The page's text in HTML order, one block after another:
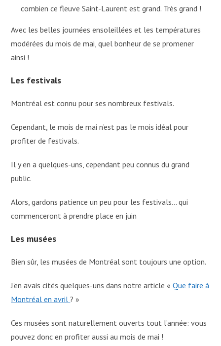
combien ce fleuve Saint-Laurent est grand. Très grand !
Avec les belles journées ensoleillées et les températures
modérées du mois de mai, quel bonheur de se promener
ainsi !
Les festivals
Montréal est connu pour ses nombreux festivals.
Cependant, le mois de mai n’est pas le mois idéal pour
profiter de festivals.
Il y en a quelques-uns, cependant peu connus du grand
public.
Alors, gardons patience un peu pour les festivals… qui
commenceront à prendre place en juin
Les musées
Bien sûr, les musées de Montréal sont toujours une option.
J’en avais cités quelques-uns dans notre article «Que faire à
Montréal en avril? »
Ces musées sont naturellement ouverts tout l’année: vous
pouvez donc en profiter aussi au mois de mai !